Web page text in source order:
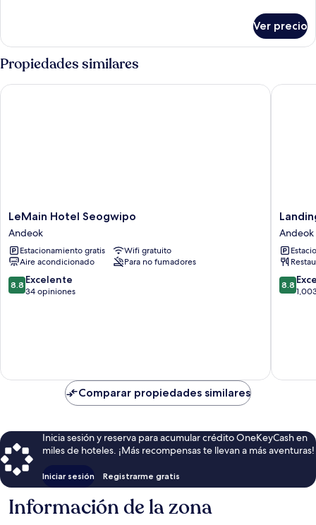
Double
Room
Ver precio
Propiedades similares
LeMain
Hotel
Seogwipo
Andeok
LeMain Hotel Seogwipo
Andeok
Estacionamiento gratis
Wifi gratuito
Aire acondicionado
Para no fumadores
8.8
de
8.8 Excelente
34 opiniones
LeMain Hotel Seogwipo
Landing
Jeju
Shinhwa
World
Hotels
&
Resorts
Andeok
8.8
de
8.8
Landing
Comparar propiedades similares
Inicia sesión y reserva para acumular crédito OneKeyCash en
miles de hoteles. ¡Más recompensas te llevan a más aventuras!
Iniciar sesión Registrarme gratis
Información de la zona